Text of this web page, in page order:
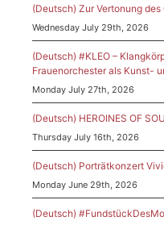
(Deutsch) Zur Vertonung
Wednesday July 29th, 2026
(Deutsch) #KLEO –
Frauenorchester als Kunst-
Monday July 27th, 2026
(Deutsch) HEROINES OF
Thursday July 16th, 2026
(Deutsch) Porträtkonzert
Monday June 29th, 2026
(Deutsch)